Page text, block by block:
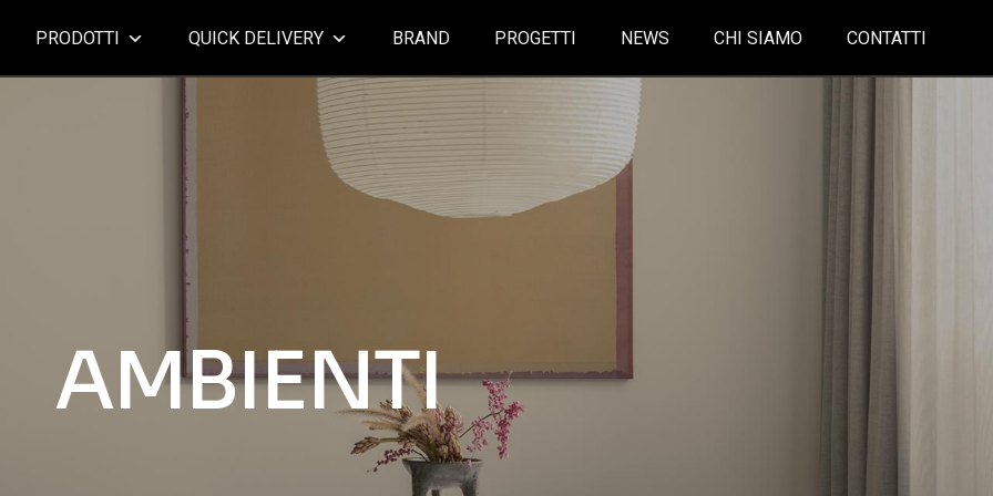
PRODOTTI QUICK DELIVERY BRAND PROGETTI NEWS CHI SIAMO CONTATTI
AMBIENTI